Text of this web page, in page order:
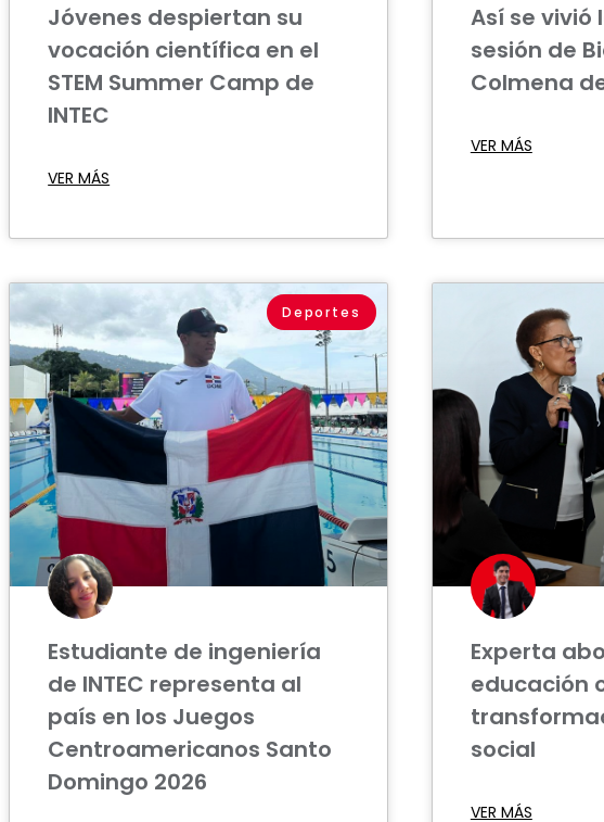
Jóvenes despiertan su
vocación científica en el
STEM Summer Camp de
INTEC
VER MÁS
Así se vivió
sesión de
Colmena
VER MÁS
Deportes
Estudiante de ingeniería
de INTEC representa al
país en los Juegos
Centroamericanos Santo
Domingo 2026
Experta
educación
social
VER MÁS